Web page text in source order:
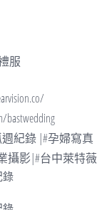
服
紀錄 |#孕婦寫真
攝影|#台中萊特